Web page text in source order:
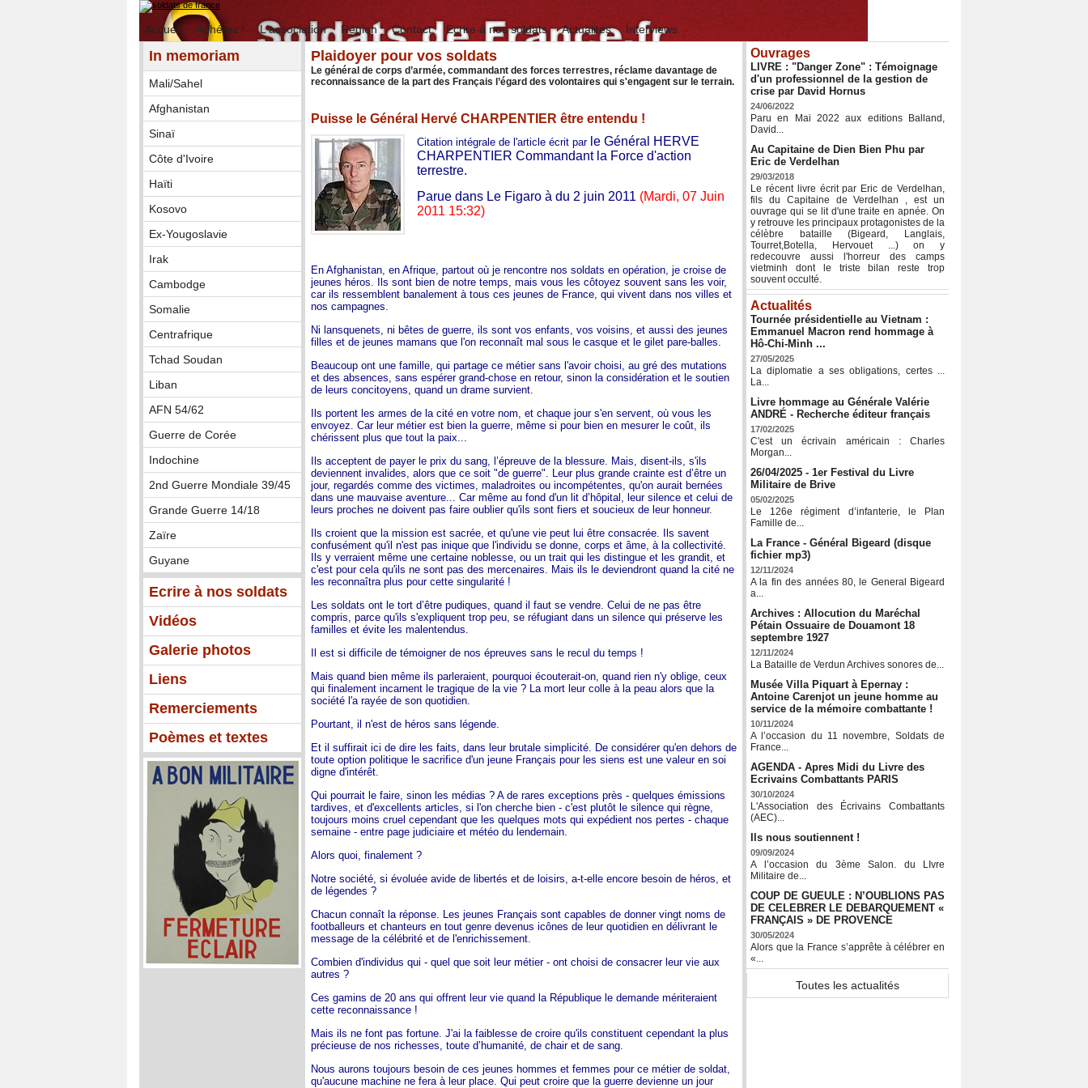
Accueil Adhérez ! L'association Région Contact Ecrire à nos soldats Actualités Interviews
In memoriam
Mali/Sahel
Afghanistan
Sinaï
Côte d'Ivoire
Haïti
Kosovo
Ex-Yougoslavie
Irak
Cambodge
Somalie
Centrafrique
Tchad Soudan
Liban
AFN 54/62
Guerre de Corée
Indochine
2nd Guerre Mondiale 39/45
Grande Guerre 14/18
Zaïre
Guyane
Ecrire à nos soldats
Vidéos
Galerie photos
Liens
Remerciements
Poèmes et textes
Plaidoyer pour vos soldats
Le général de corps d’armée, commandant des forces terrestres, réclame davantage de
reconnaissance de la part des Français l’égard des volontaires qui s'engagent sur le terrain.
Puisse le Général Hervé CHARPENTIER être entendu !
Citation intégrale de l'article écrit parle Général HERVE
CHARPENTIER Commandant la Force d'action
terrestre.
Parue dans Le Figaro à du 2 juin 2011 (Mardi, 07 Juin
2011 15:32)
En Afghanistan, en Afrique, partout où je rencontre nos soldats en opération, je croise de
jeunes héros. Ils sont bien de notre temps, mais vous les côtoyez souvent sans les voir,
car ils ressemblent banalement à tous ces jeunes de France, qui vivent dans nos villes et
nos campagnes.
Ni lansquenets, ni bêtes de guerre, ils sont vos enfants, vos voisins, et aussi des jeunes
filles et de jeunes mamans que l'on reconnaît mal sous le casque et le gilet pare-balles.
Beaucoup ont une famille, qui partage ce métier sans l'avoir choisi, au gré des mutations
et des absences, sans espérer grand-chose en retour, sinon la considération et le soutien
de leurs concitoyens, quand un drame survient.
Ils portent les armes de la cité en votre nom, et chaque jour s'en servent, où vous les
envoyez. Car leur métier est bien la guerre, même si pour bien en mesurer le coût, ils
chérissent plus que tout la paix...
Ils acceptent de payer le prix du sang, l’épreuve de la blessure. Mais, disent-ils, s'ils
deviennent invalides, alors que ce soit "de guerre". Leur plus grande crainte est d’être un
jour, regardés comme des victimes, maladroites ou incompétentes, qu'on aurait bernées
dans une mauvaise aventure... Car même au fond d'un lit d’hôpital, leur silence et celui de
leurs proches ne doivent pas faire oublier qu'ils sont fiers et soucieux de leur honneur.
Ils croient que la mission est sacrée, et qu'une vie peut lui être consacrée. Ils savent
confusément qu'il n'est pas inique que l'individu se donne, corps et âme, à la collectivité.
Ils y verraient même une certaine noblesse, ou un trait qui les distingue et les grandit, et
c'est pour cela qu'ils ne sont pas des mercenaires. Mais ils le deviendront quand la cité ne
les reconnaîtra plus pour cette singularité !
Les soldats ont le tort d’être pudiques, quand il faut se vendre. Celui de ne pas être
compris, parce qu'ils s'expliquent trop peu, se réfugiant dans un silence qui préserve les
familles et évite les malentendus.
Il est si difficile de témoigner de nos épreuves sans le recul du temps !
Mais quand bien même ils parleraient, pourquoi écouterait-on, quand rien n'y oblige, ceux
qui finalement incarnent le tragique de la vie ? La mort leur colle à la peau alors que la
société l'a rayée de son quotidien.
Pourtant, il n'est de héros sans légende.
Et il suffirait ici de dire les faits, dans leur brutale simplicité. De considérer qu'en dehors de
toute option politique le sacrifice d'un jeune Français pour les siens est une valeur en soi
digne d'intérêt.
Qui pourrait le faire, sinon les médias ? A de rares exceptions près - quelques émissions
tardives, et d'excellents articles, si l'on cherche bien - c'est plutôt le silence qui règne,
toujours moins cruel cependant que les quelques mots qui expédient nos pertes - chaque
semaine - entre page judiciaire et météo du lendemain.
Alors quoi, finalement ?
Notre société, si évoluée avide de libertés et de loisirs, a-t-elle encore besoin de héros, et
de légendes ?
Chacun connaît la réponse. Les jeunes Français sont capables de donner vingt noms de
footballeurs et chanteurs en tout genre devenus icônes de leur quotidien en délivrant le
message de la célébrité et de l'enrichissement.
Combien d'individus qui - quel que soit leur métier - ont choisi de consacrer leur vie aux
autres ?
Ces gamins de 20 ans qui offrent leur vie quand la République le demande mériteraient
cette reconnaissance !
Mais ils ne font pas fortune. J'ai la faiblesse de croire qu'ils constituent cependant la plus
précieuse de nos richesses, toute d’humanité, de chair et de sang.
Nous aurons toujours besoin de ces jeunes hommes et femmes pour ce métier de soldat,
qu'aucune machine ne fera à leur place. Qui peut croire que la guerre devienne un jour
Ouvrages
LIVRE : "Danger Zone" : Témoignage
d'un professionnel de la gestion de
crise par David Hornus
24/06/2022
Paru en Mai 2022 aux editions Balland,
David...
Au Capitaine de Dien Bien Phu par
Eric de Verdelhan
29/03/2018
Le récent livre écrit par Eric de Verdelhan,
fils du Capitaine de Verdelhan , est un
ouvrage qui se lit d'une traite en apnée. On
y retrouve les principaux protagonistes de la
célèbre bataille (Bigeard, Langlais,
Tourret,Botella, Hervouet ...) on y
redecouvre aussi l'horreur des camps
vietminh dont le triste bilan reste trop
souvent occulté.
Actualités
Tournée présidentielle au Vietnam :
Emmanuel Macron rend hommage à
Hô-Chi-Minh ...
27/05/2025
La diplomatie a ses obligations, certes ...
La...
Livre hommage au Générale Valérie
ANDRÉ - Recherche éditeur français
17/02/2025
C'est un écrivain américain : Charles
Morgan...
26/04/2025 - 1er Festival du Livre
Militaire de Brive
05/02/2025
Le 126e régiment d’infanterie, le Plan
Famille de...
La France - Général Bigeard (disque
fichier mp3)
12/11/2024
A la fin des années 80, le General Bigeard
a...
Archives : Allocution du Maréchal
Pétain Ossuaire de Douamont 18
septembre 1927
12/11/2024
La Bataille de Verdun Archives sonores de...
Musée Villa Piquart à Epernay :
Antoine Carenjot un jeune homme au
service de la mémoire combattante !
10/11/2024
A l’occasion du 11 novembre, Soldats de
France...
AGENDA - Apres Midi du Livre des
Ecrivains Combattants PARIS
30/10/2024
L'Association des Écrivains Combattants
(AEC)...
Ils nous soutiennent !
09/09/2024
A l’occasion du 3ème Salon. du LIvre
Militaire de...
COUP DE GUEULE : N’OUBLIONS PAS
DE CELEBRER LE DEBARQUEMENT «
FRANÇAIS » DE PROVENCE
30/05/2024
Alors que la France s’apprête à célébrer en
«...
Toutes les actualités